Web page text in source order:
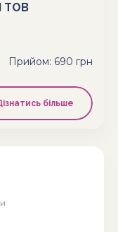
ТОВ
Прийом: 690 грн
більше